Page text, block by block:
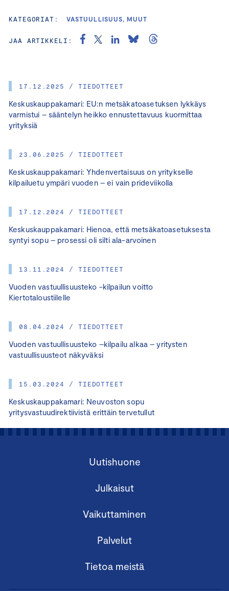
17.12.2025 / TIEDOTTEET
Keskuskauppakamari: EU:n metsäkatoasetuksen lykkäys
varmistui – sääntelyn heikko ennustettavuus kuormittaa
yrityksiä
23.06.2025 / TIEDOTTEET
Keskuskauppakamari: Yhdenvertaisuus on yritykselle
kilpailuetu ympäri vuoden – ei vain prideviikolla
17.12.2024 / TIEDOTTEET
Keskuskauppakamari: Hienoa, että metsäkatoasetuksesta
syntyi sopu – prosessi oli silti ala-arvoinen
13.11.2024 / TIEDOTTEET
Vuoden vastuullisuusteko -kilpailun voitto
Kiertotaloustiilelle
08.04.2024 / TIEDOTTEET
Vuoden vastuullisuusteko –kilpailu alkaa – yritysten
vastuullisuusteot näkyväksi
15.03.2024 / TIEDOTTEET
Keskuskauppakamari: Neuvoston sopu
yritysvastuudirektiivistä erittäin tervetullut
KATEGORIAT: VASTUULLISUUS, MUUT
JAA ARTIKKELI:
Uutishuone
Julkaisut
Vaikuttaminen
Palvelut
Tietoa meistä